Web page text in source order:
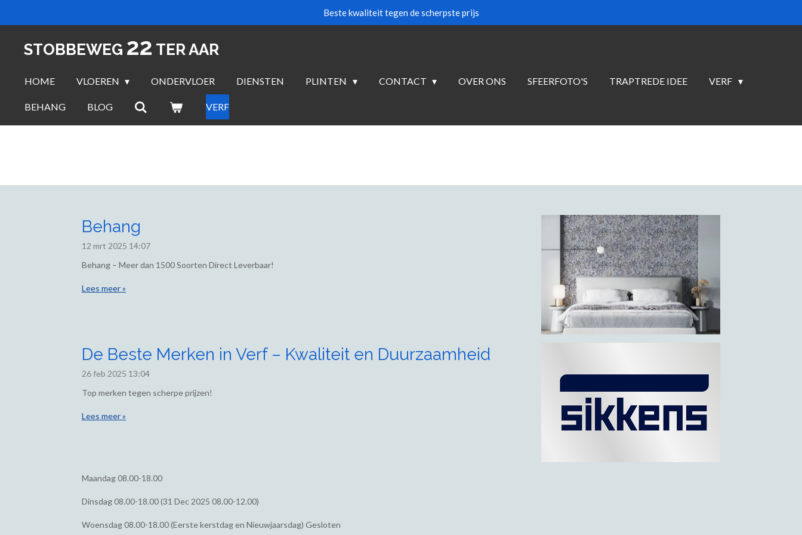
hoofdinhoud
Beste kwaliteit tegen de scherpste prijs
STOBBEWEG 22 TER AAR
HOME VLOEREN ONDERVLOER DIENSTEN PLINTEN CONTACT OVER ONS SFEERFOTO'S TRAPTREDE IDEE VERF
BEHANG BLOG VERF
Behang
12 mrt 2025 14:07
Behang – Meer dan 1500 Soorten Direct Leverbaar!
Lees meer »
De Beste Merken in Verf – Kwaliteit en Duurzaamheid
26 feb 2025 13:04
Top merken tegen scherpe prijzen!
Lees meer »
Maandag08.00-18.00
Dinsdag08.00-18.00 (31 Dec 2025 08.00-12.00)
Woensdag08.00-18.00 (Eerste kerstdag en Nieuwjaarsdag) Gesloten